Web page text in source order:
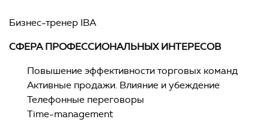
Бизнес-тренер IBA
СФЕРА ПРОФЕССИОНАЛЬНЫХ ИНТЕРЕСОВ
Повышение эффективности торговых команд
Активные продажи. Влияние и убеждение
Телефонные переговоры
Time-management